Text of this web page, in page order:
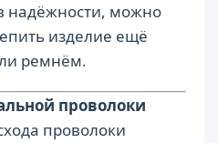
надёжности, можно
изделие ещё
ремнём.
проволоки
проволоки